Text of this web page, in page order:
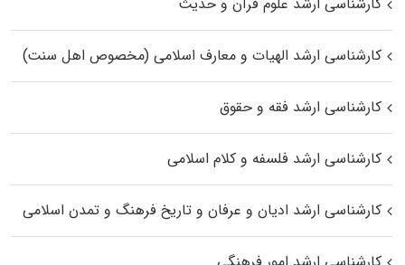
کارشناسی ارشد الهیات و معارف اسلامی (مخصوص اهل سنت)
کارشناسی ارشد فقه و حقوق
کارشناسی ارشد فلسفه و کلام اسلامی
کارشناسی ارشد ادیان و عرفان و تاریخ فرهنگ و تمدن اسلامی